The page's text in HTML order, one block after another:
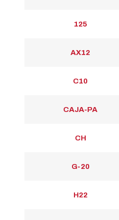
125
AX12
C10
CAJA-PA
CH
G-20
H22